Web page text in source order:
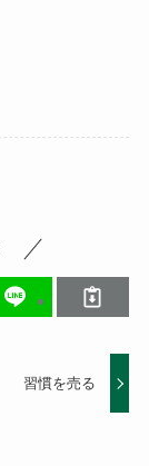
習慣を売る